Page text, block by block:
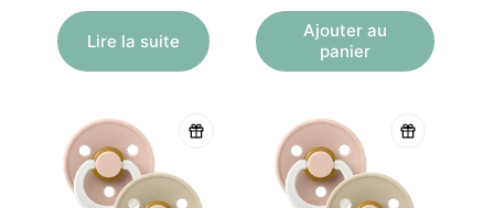
Lire la suite
Ajouter au
panier